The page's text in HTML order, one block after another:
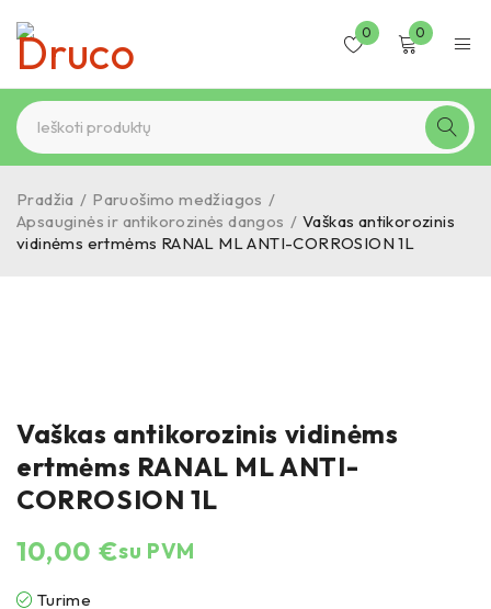
0 0
Pradžia / Paruošimo medžiagos /
Apsauginės ir antikorozinės dangos / Vaškas antikorozinis
vidinėms ertmėms RANAL ML ANTI-CORROSION 1L
Vaškas antikorozinis vidinėms
ertmėms RANAL ML ANTI-
CORROSION 1L
10,00 €su PVM
Turime